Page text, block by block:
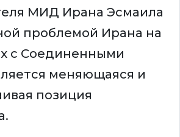
МИД Ирана Эсмаила
проблемой Ирана на
с Соединенными
меняющаяся и
позиция